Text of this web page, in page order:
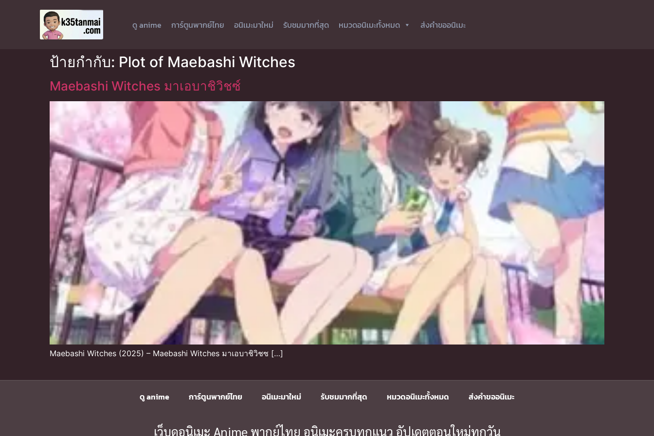
ดู anime การ์ตูนพากย์ไทย อนิเมะมาใหม่ รับชมมากที่สุด หมวดอนิเมะทั้งหมด ส่งคำขออนิเมะ
ป้ายกำกับ: Plot of Maebashi Witches
Maebashi Witches มาเอบาชิวิชซ์
Maebashi Witches (2025) – Maebashi Witches มาเอบาชิวิชซ […]
ดู anime การ์ตูนพากย์ไทย อนิเมะมาใหม่ รับชมมากที่สุด หมวดอนิเมะทั้งหมด ส่งคำขออนิเมะ
เว็บดูอนิเมะ Anime พากย์ไทย อนิเมะครบทุกแนว อัปเดตตอนใหม่ทุกวัน